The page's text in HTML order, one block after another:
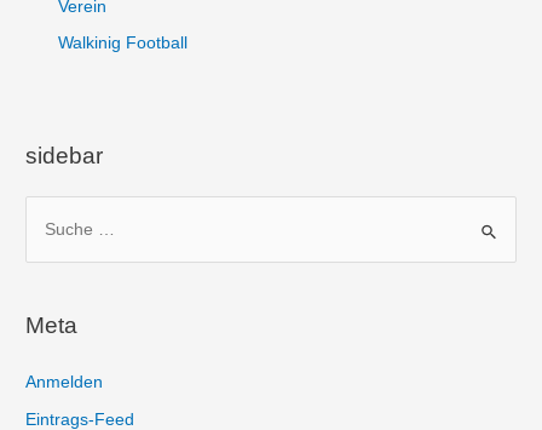
Verein
Walkinig Football
sidebar
n
Meta
Anmelden
Eintrags-Feed